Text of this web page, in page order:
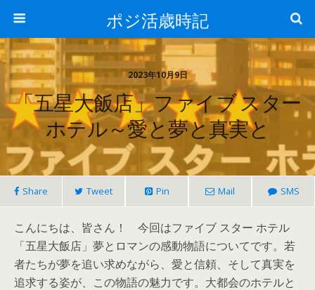
ポジ活歳時記
2023年10月9日
「五星大飯店」ファイブ スター
ホテル～愛と夢と真実と
Share Tweet Pin Mail SMS
こんにちは、皆さん！ 今回はファイブ スター ホテル
「五星大飯店」夢とロマンの感動物語についてです。若
者たちが夢を追い求めながら、愛と信頼、そして真実を
追求する姿が、この物語の魅力です。大都会のホテルと